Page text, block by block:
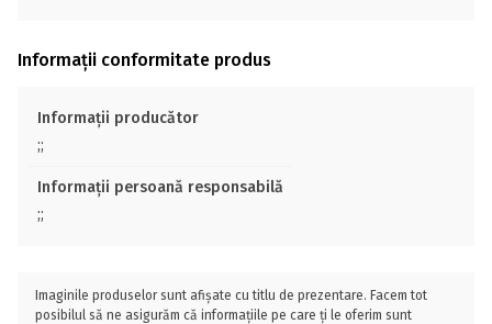
Informații conformitate produs
Informații producător
;;
Informații persoană responsabilă
;;
Imaginile produselor sunt afișate cu titlu de prezentare. Facem tot
posibilul să ne asigurăm că informațiile pe care ți le oferim sunt